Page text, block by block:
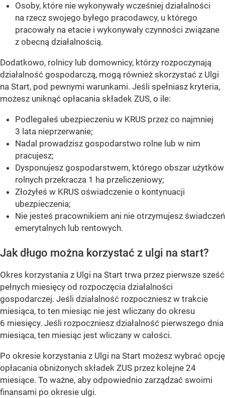
Osoby, które nie wykonywały wcześniej działalności
na rzecz swojego byłego pracodawcy, u którego
pracowały na etacie i wykonywały czynności związane
z obecną działalnością.
Dodatkowo, rolnicy lub domownicy, którzy rozpoczynają
działalność gospodarczą, mogą również skorzystać z Ulgi
na Start, pod pewnymi warunkami. Jeśli spełniasz kryteria,
możesz uniknąć opłacania składek ZUS, o ile:
Podlegałeś ubezpieczeniu w KRUS przez co najmniej
3 lata nieprzerwanie;
Nadal prowadzisz gospodarstwo rolne lub w nim
pracujesz;
Dysponujesz gospodarstwem, którego obszar użytków
rolnych przekracza 1 ha przeliczeniowy;
Złożyłeś w KRUS oświadczenie o kontynuacji
ubezpieczenia;
Nie jesteś pracownikiem ani nie otrzymujesz świadczeń
emerytalnych lub rentowych.
Jak długo można korzystać z ulgi na start?
Okres korzystania z Ulgi na Start trwa przez pierwsze sześć
pełnych miesięcy od rozpoczęcia działalności
gospodarczej. Jeśli działalność rozpoczniesz w trakcie
miesiąca, to ten miesiąc nie jest wliczany do okresu
6 miesięcy. Jeśli rozpoczniesz działalność pierwszego dnia
miesiąca, ten miesiąc jest wliczany w całości.
Po okresie korzystania z Ulgi na Start możesz wybrać opcję
opłacania obniżonych składek ZUS przez kolejne 24
miesiące. To ważne, aby odpowiednio zarządzać swoimi
finansami po okresie ulgi.